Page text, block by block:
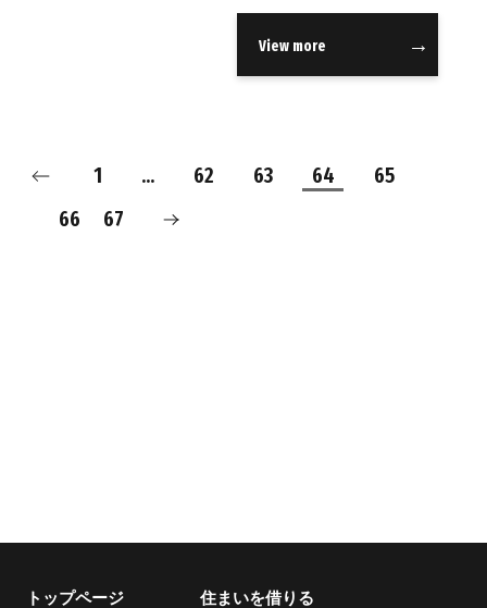
View more
1 … 62 63 64
65
66
67
トップページ 住まいを借りる